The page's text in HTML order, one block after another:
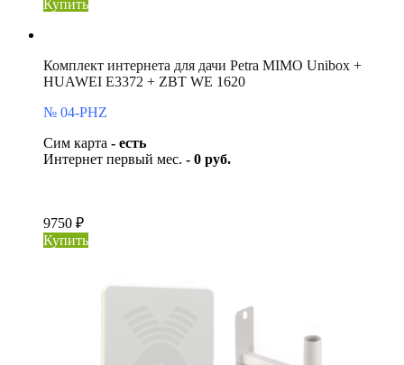
Купить
Комплект интернета для дачи Petra MIMO Unibox +
HUAWEI E3372 + ZBT WE 1620
№ 04-PHZ
Сим карта - есть
Интернет первый мес. - 0 руб.
9750 ₽
Купить